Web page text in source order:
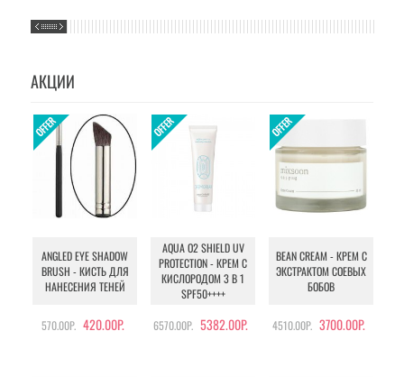
АКЦИИ
ANGLED EYE SHADOW
BRUSH - КИСТЬ ДЛЯ
НАНЕСЕНИЯ ТЕНЕЙ
570.00Р. 420.00Р.
AQUA O2 SHIELD UV
PROTECTION - КРЕМ С
КИСЛОРОДОМ 3 В 1
SPF50++++
6570.00Р. 5382.00Р.
BEAN CREAM - КРЕМ С
ЭКСТРАКТОМ СОЕВЫХ
БОБОВ
4510.00Р. 3700.00Р.